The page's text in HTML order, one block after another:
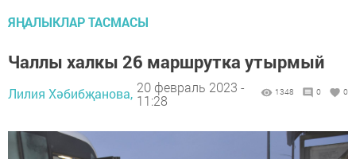
ЯҢАЛЫКЛАР ТАСМАСЫ
Чаллы халкы 26 маршрутка утырмый
Лилия Хәбибҗанова, 20 февраль 2023 -
11:28
1348 0 0